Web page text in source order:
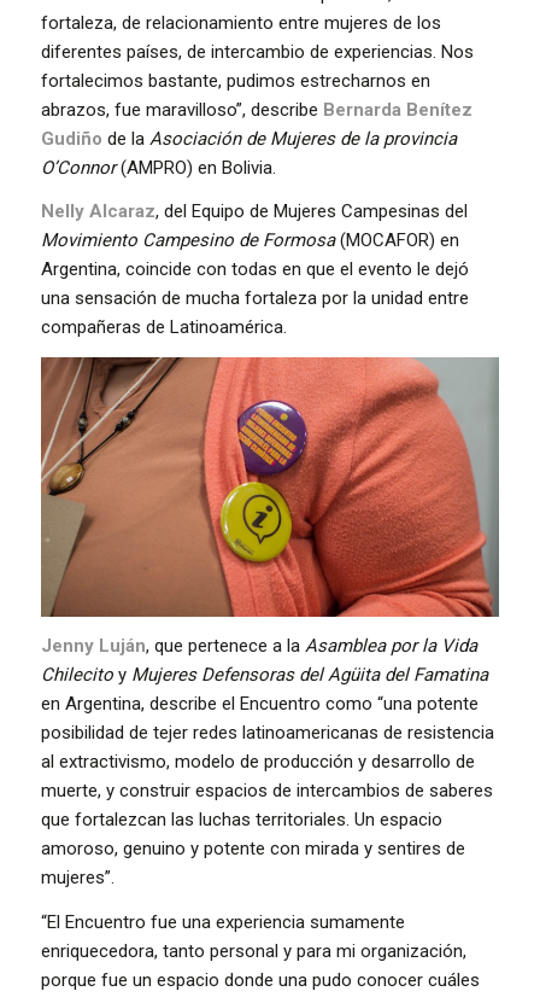
fortaleza, de relacionamiento entre mujeres de los
diferentes países, de intercambio de experiencias. Nos
fortalecimos bastante, pudimos estrecharnos en
abrazos, fue maravilloso”, describe Bernarda Benítez
Gudiño de la Asociación de Mujeres de la provincia
O’Connor(AMPRO) en Bolivia.
Nelly Alcaraz, del Equipo de Mujeres Campesinas del
Movimiento Campesino de Formosa(MOCAFOR) en
Argentina, coincide con todas en que el evento le dejó
una sensación de mucha fortaleza por la unidad entre
compañeras de Latinoamérica.
Jenny Luján, que pertenece a la Asamblea por la Vida
Chilecito y Mujeres Defensoras del Agüita del Famatina
en Argentina, describe el Encuentro como “una potente
posibilidad de tejer redes latinoamericanas de resistencia
al extractivismo, modelo de producción y desarrollo de
muerte, y construir espacios de intercambios de saberes
que fortalezcan las luchas territoriales. Un espacio
amoroso, genuino y potente con mirada y sentires de
mujeres”.
“El Encuentro fue una experiencia sumamente
enriquecedora, tanto personal y para mi organización,
porque fue un espacio donde una pudo conocer cuáles